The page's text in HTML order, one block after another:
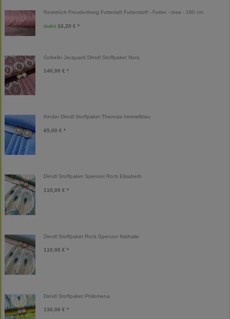
Reststück Freudenberg Futtertaft Futterstoff - Futter - rosa - 180 cm
21,60 € 16,20 € *
Gobelin Jacquard Dirndl Stoffpaket Nora
140,00 € *
Kinder Dirndl Stoffpaket Theresia himmelblau
65,00 € *
Dirndl Stoffpaket Spenzer Rock Elisabeth
110,00 € *
Dirndl Stoffpaket Rock Spenzer Nathalie
110,00 € *
Dirndl Stoffpaket Philomena
130,00 € *